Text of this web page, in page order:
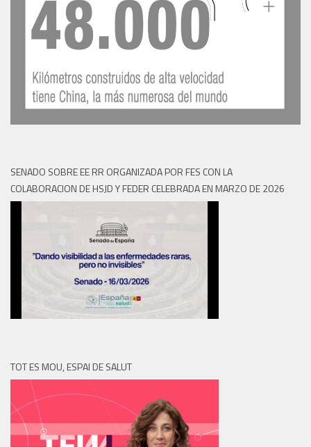
SENADO SOBRE EE RR ORGANIZADA POR FES CON LA
COLABORACION DE HSJD Y FEDER CELEBRADA EN MARZO DE 2026
TOT ES MOU, ESPAI DE SALUT